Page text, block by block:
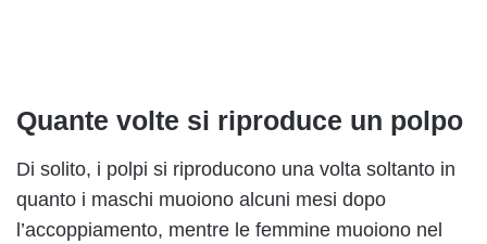
Quante volte si riproduce un polpo
Di solito, i polpi si riproducono una volta soltanto in
quanto i maschi muoiono alcuni mesi dopo
l’accoppiamento, mentre le femmine muoiono nel